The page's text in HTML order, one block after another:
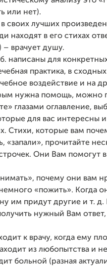
или нет).
своих лучших
находят в его стихах
врачует душу.
написаны для
практика, в
воздействие и на
нужна помощь, можно
глазами оглавление,
для вас интересны
Стихи, которые вам
«запали», прочитайте
Они Вам помогут
почему они вам
«пожить». Когда
им придут другие и т. д.
нужный Вам
к врачу, когда ему
из любопытства и
больной (разная